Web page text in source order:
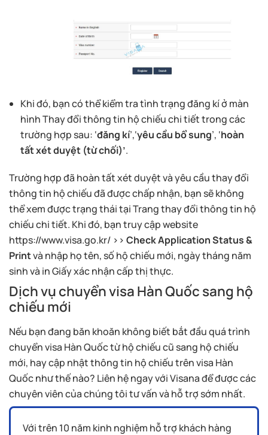
Khi đó, bạn có thể kiểm tra tình trạng đăng kí ở màn
hình Thay đổi thông tin hộ chiếu chi tiết trong các
trường hợp sau: ‘đăng kí’,‘yêu cầu bổ sung’, ‘hoàn
tất xét duyệt (từ chối)’.
Trường hợp đã hoàn tất xét duyệt và yêu cầu thay đổi
thông tin hộ chiếu đã được chấp nhận, bạn sẽ không
thể xem được trạng thái tại Trang thay đổi thông tin hộ
chiếu chi tiết. Khi đó, bạn truy cập website
https://www.visa.go.kr/ >> Check Application Status &
Printvà nhập họ tên, số hộ chiếu mới, ngày tháng năm
sinh và in Giấy xác nhận cấp thị thực.
Dịch vụ chuyển visa Hàn Quốc sang hộ
chiếu mới
Nếu bạn đang băn khoăn không biết bắt đầu quá trình
chuyển visa Hàn Quốc từ hộ chiếu cũ sang hộ chiếu
mới, hay cập nhật thông tin hộ chiếu trên visa Hàn
Quốc như thế nào? Liên hệ ngay với Visana để được các
chuyên viên của chúng tôi tư vấn và hỗ trợ sớm nhất.
Với trên 10 năm kinh nghiệm hỗ trợ khách hàng